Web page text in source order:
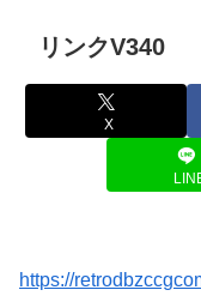
リンクV340
X
https://